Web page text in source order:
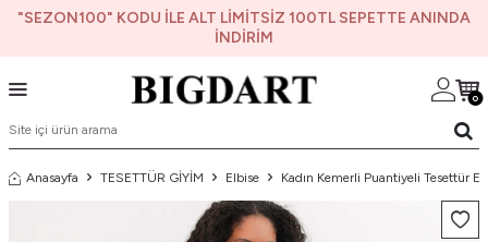
"SEZON100" KODU İLE ALT LİMİTSİZ 100TL SEPETTE ANINDA
İNDİRİM
0
Anasayfa TESETTÜR GİYİM Elbise Kadın Kemerli Puantiyeli Tesettür